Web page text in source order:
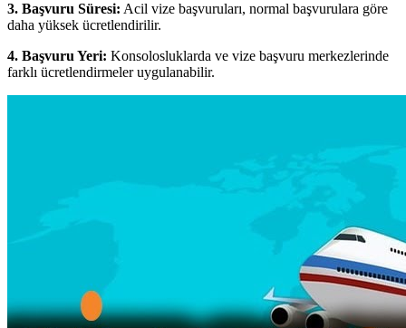
3. Başvuru Süresi: Acil vize başvuruları, normal başvurulara göre
daha yüksek ücretlendirilir.
4. Başvuru Yeri: Konsolosluklarda ve vize başvuru merkezlerinde
farklı ücretlendirmeler uygulanabilir.